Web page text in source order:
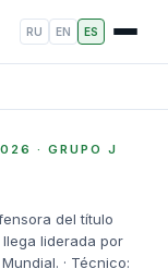
RU EN ES
· GRUPO J
del título
liderada por
· Técnico: